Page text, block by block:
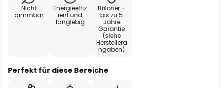
Nicht
dimmbar
Energieeffiz
ient und
langlebig
Briloner –
bis zu 5
Jahre
Garantie
(siehe
Herstellera
ngaben)
Perfekt für diese Bereiche